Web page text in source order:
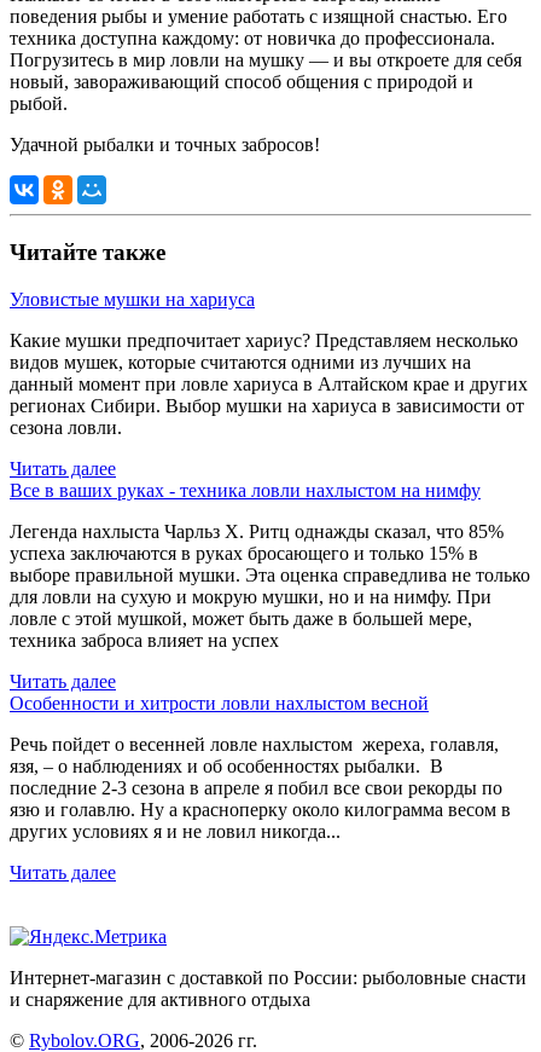
поведения рыбы и умение работать с изящной снастью. Его
техника доступна каждому: от новичка до профессионала.
Погрузитесь в мир ловли на мушку — и вы откроете для себя
новый, завораживающий способ общения с природой и
рыбой.
Удачной рыбалки и точных забросов!
Читайте также
Уловистые мушки на хариуса
Какие мушки предпочитает хариус? Представляем несколько
видов мушек, которые считаются одними из лучших на
данный момент при ловле хариуса в Алтайском крае и других
регионах Сибири. Выбор мушки на хариуса в зависимости от
сезона ловли.
Читать далее
Все в ваших руках - техника ловли нахлыстом на нимфу
Легенда нахлыста Чарльз X. Ритц однажды сказал, что 85%
успеха заключаются в руках бросающего и только 15% в
выборе правильной мушки. Эта оценка справедлива не только
для ловли на сухую и мокрую мушки, но и на нимфу. При
ловле с этой мушкой, может быть даже в большей мере,
техника заброса влияет на успех
Читать далее
Особенности и хитрости ловли нахлыстом весной
Речь пойдет о весенней ловле нахлыстом жереха, голавля,
язя, – о наблюдениях и об особенностях рыбалки. В
последние 2-3 сезона в апреле я побил все свои рекорды по
язю и голавлю. Ну а красноперку около килограмма весом в
других условиях я и не ловил никогда...
Читать далее
Интернет-магазин с доставкой по России: рыболовные снасти
и снаряжение для активного отдыха
© Rybolov.ORG, 2006-2026 гг.